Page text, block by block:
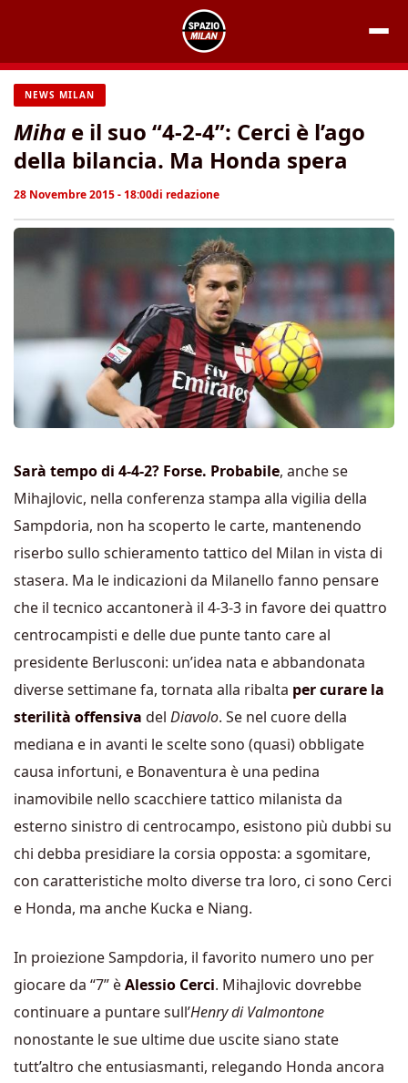
contenuto
NEWS MILAN
Miha e il suo “4-2-4”: Cerci è l’ago
della bilancia. Ma Honda spera
28 Novembre 2015 - 18:00di redazione
Sarà tempo di 4-4-2? Forse. Probabile, anche se
Mihajlovic, nella conferenza stampa alla vigilia della
Sampdoria, non ha scoperto le carte, mantenendo
riserbo sullo schieramento tattico del Milan in vista di
stasera. Ma le indicazioni da Milanello fanno pensare
che il tecnico accantonerà il 4-3-3 in favore dei quattro
centrocampisti e delle due punte tanto care al
presidente Berlusconi: un’idea nata e abbandonata
diverse settimane fa, tornata alla ribalta per curare la
sterilità offensiva del Diavolo. Se nel cuore della
mediana e in avanti le scelte sono (quasi) obbligate
causa infortuni, e Bonaventura è una pedina
inamovibile nello scacchiere tattico milanista da
esterno sinistro di centrocampo, esistono più dubbi su
chi debba presidiare la corsia opposta: a sgomitare,
con caratteristiche molto diverse tra loro, ci sono Cerci
e Honda, ma anche Kucka e Niang.
In proiezione Sampdoria, il favorito numero uno per
giocare da “7” èAlessio Cerci. Mihajlovic dovrebbe
continuare a puntare sull’Henry di Valmontone
nonostante le sue ultime due uscite siano state
tutt’altro che entusiasmanti, relegando Honda ancora